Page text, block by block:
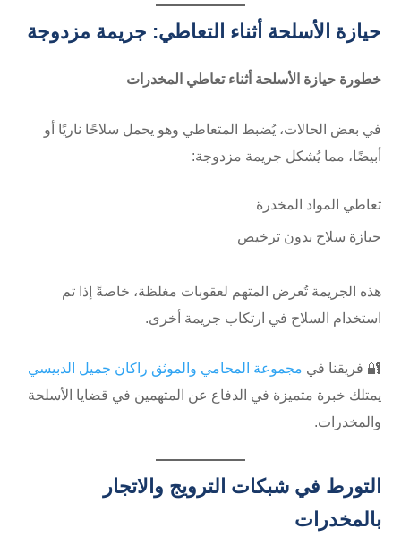
حيازة الأسلحة أثناء التعاطي: جريمة مزدوجة
خطورة حيازة الأسلحة أثناء تعاطي المخدرات
في بعض الحالات، يُضبط المتعاطي وهو يحمل سلاحًا ناريًا أو
أبيضًا، مما يُشكل جريمة مزدوجة:
تعاطي المواد المخدرة
حيازة سلاح بدون ترخيص
هذه الجريمة تُعرض المتهم لعقوبات مغلظة، خاصةً إذا تم
استخدام السلاح في ارتكاب جريمة أخرى.
🔐 فريقنا في مجموعة المحامي والموثق راكان جميل الدبيسي
يمتلك خبرة متميزة في الدفاع عن المتهمين في قضايا الأسلحة
والمخدرات.
التورط في شبكات الترويج والاتجار
بالمخدرات